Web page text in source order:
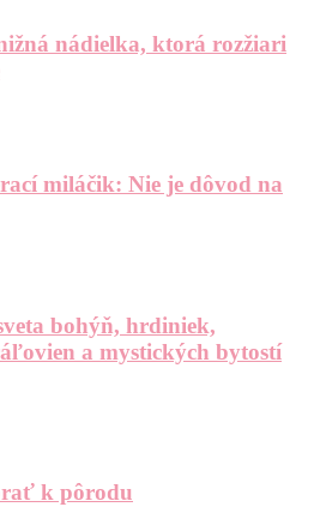
nádielka, ktorá rozžiari
miláčik: Nie je dôvod na
bohýň, hrdiniek,
a mystických bytostí
k pôrodu